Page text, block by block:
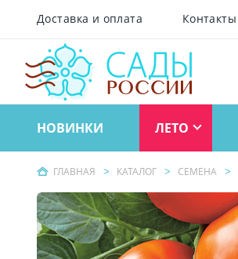
Доставка и оплата Контакты
НОВИНКИ ЛЕТО
ГЛАВНАЯ КАТАЛОГ СЕМЕНА